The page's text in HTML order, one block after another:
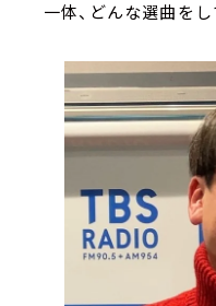
一体、どんな選曲をし